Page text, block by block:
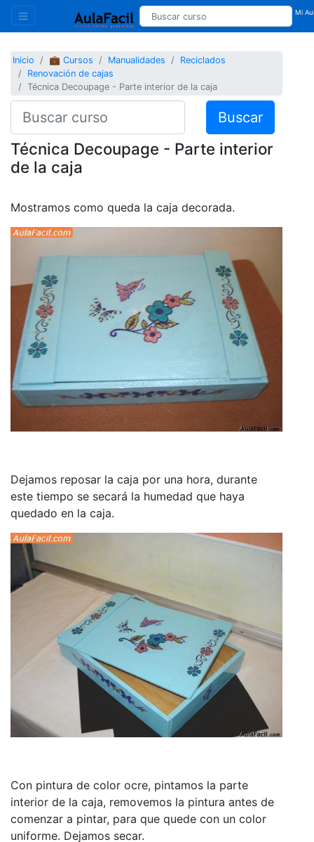
Mi
Inicio 💼 Cursos Manualidades
Reciclados
Renovación de cajas
Técnica Decoupage - Parte interior de la caja
Buscar
Técnica Decoupage - Parte interior
de la caja
Mostramos como queda la caja decorada.
Dejamos reposar la caja por una hora, durante
este tiempo se secará la humedad que haya
quedado en la caja.
Con pintura de color ocre, pintamos la parte
interior de la caja, removemos la pintura antes de
comenzar a pintar, para que quede con un color
uniforme. Dejamos secar.